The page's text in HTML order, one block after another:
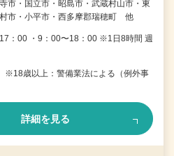
市・国立市・昭島市・武蔵村山市・東
市・小平市・西多摩郡瑞穂町 他
：00 ・9：00〜18：00 ※1日8時間 週
※18歳以上：警備業法による（例外事
詳細を見る